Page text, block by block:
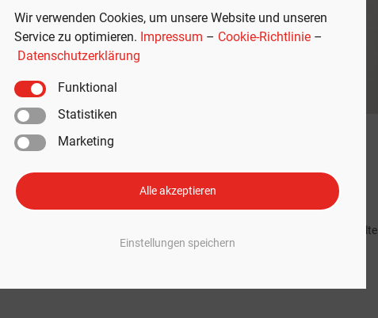
Wir verwenden Cookies, um unsere Website und unseren
Service zu optimieren. Impressum – Cookie-Richtlinie –
Datenschutzerklärung
Funktional
Statistiken
Marketing
Alle akzeptieren
Einstellungen speichern
Infos zu Produktion,
auf einen Blick
Quartal und das Geschäftsjahr 2024 abgehalten. Der Autobauer teilte
Finanzergebnisse und die nächsten Schritte des